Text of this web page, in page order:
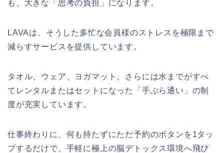
も、大きな「思考の負担」になります。
LAVAは、そうした多忙な会員様のストレスを極限まで
減らすサービスを提供しています。
タオル、ウェア、ヨガマット、さらには水までがすべ
てレンタルまたはセットになった「手ぶら通い」の制
度が充実しています。
仕事終わりに、何も持たずにただ予約のボタンを1タッ
プするだけで、手軽に極上の脳デトックス環境へ飛び